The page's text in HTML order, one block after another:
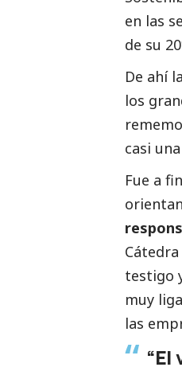
en las
de su
De ahí
los
casi
Fue a
Cátedra
testigo
muy
las